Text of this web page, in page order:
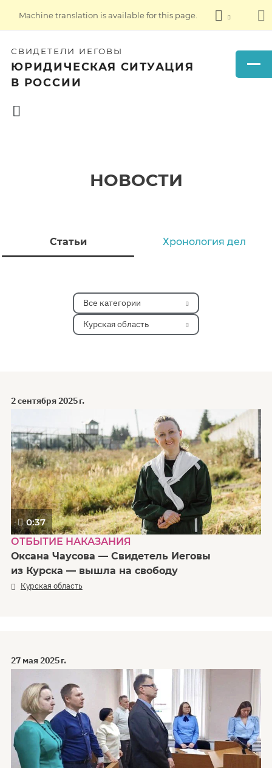
Machine translation is available for this page.
СВИДЕТЕЛИ ИЕГОВЫ
ЮРИДИЧЕСКАЯ СИТУАЦИЯ
В РОССИИ
НОВОСТИ
Статьи Хронология дел
Все категории
Курская область
2 сентября 2025 г.
0:37
ОТБЫТИЕ НАКАЗАНИЯ
Оксана Чаусова — Свидетель Иеговы
из Курска — вышла на свободу
Курская область
27 мая 2025 г.